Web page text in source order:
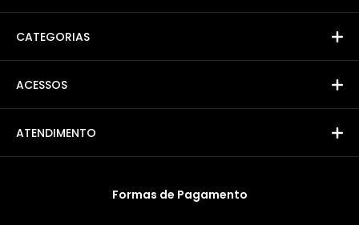
CATEGORIAS
ACESSOS
ATENDIMENTO
Formas de Pagamento